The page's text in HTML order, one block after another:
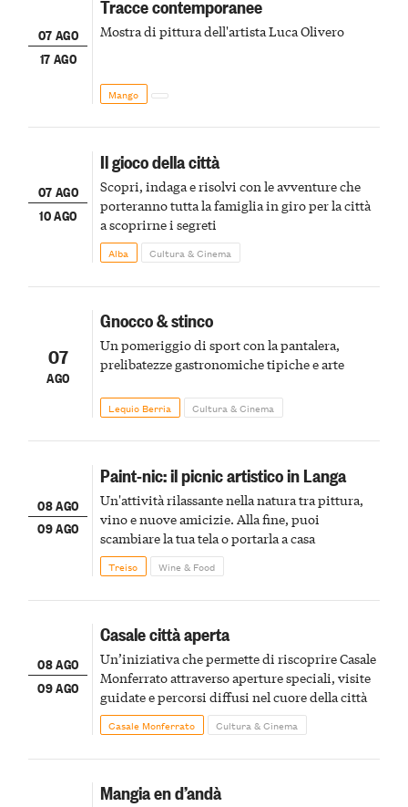
07 AGO
17 AGO
Tracce contemporanee
Mostra di pittura dell'artista Luca Olivero
Mango
07 AGO
10 AGO
Il gioco della città
Scopri, indaga e risolvi con le avventure che
porteranno tutta la famiglia in giro per la città
a scoprirne i segreti
Alba Cultura & Cinema
07
AGO
Gnocco & stinco
Un pomeriggio di sport con la pantalera,
prelibatezze gastronomiche tipiche e arte
Lequio Berria Cultura & Cinema
08 AGO
09 AGO
Paint-nic: il picnic artistico in Langa
Un'attività rilassante nella natura tra pittura,
vino e nuove amicizie. Alla fine, puoi
scambiare la tua tela o portarla a casa
Treiso Wine & Food
08 AGO
09 AGO
Casale città aperta
Un’iniziativa che permette di riscoprire Casale
Monferrato attraverso aperture speciali, visite
guidate e percorsi diffusi nel cuore della città
Casale Monferrato Cultura & Cinema
Mangia en d’andà